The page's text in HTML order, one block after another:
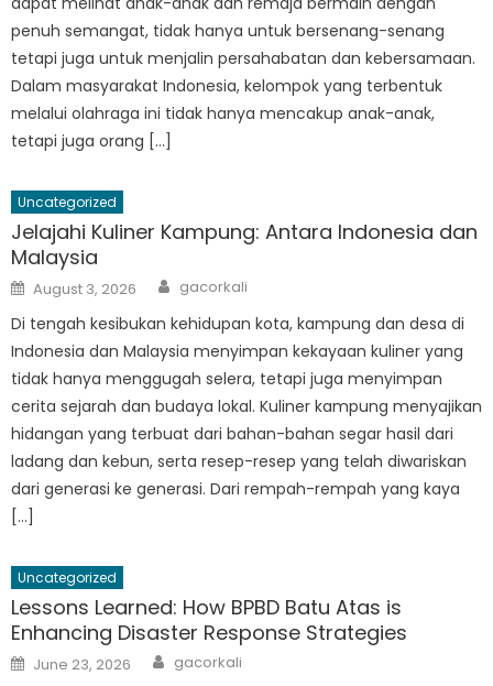
penuh semangat, tidak hanya untuk bersenang-senang
tetapi juga untuk menjalin persahabatan dan kebersamaan.
Dalam masyarakat Indonesia, kelompok yang terbentuk
melalui olahraga ini tidak hanya mencakup anak-anak,
tetapi juga orang […]
Uncategorized
Jelajahi Kuliner Kampung: Antara Indonesia dan
Malaysia
Posted
on
August 3, 2026 Author
gacorkali
Di tengah kesibukan kehidupan kota, kampung dan desa di
Indonesia dan Malaysia menyimpan kekayaan kuliner yang
tidak hanya menggugah selera, tetapi juga menyimpan
cerita sejarah dan budaya lokal. Kuliner kampung menyajikan
hidangan yang terbuat dari bahan-bahan segar hasil dari
ladang dan kebun, serta resep-resep yang telah diwariskan
dari generasi ke generasi. Dari rempah-rempah yang kaya
[…]
Uncategorized
Lessons Learned: How BPBD Batu Atas is
Enhancing Disaster Response Strategies
Posted
on
June 23, 2026 Author
gacorkali